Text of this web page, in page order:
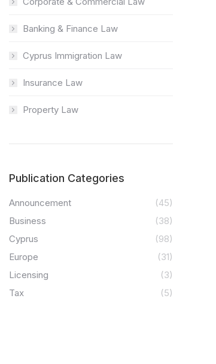
Banking & Finance Law
Cyprus Immigration Law
Insurance Law
Property Law
Publication Categories
Announcement
(45)
Business
(38)
Cyprus
(98)
Europe
(31)
Licensing
(3)
Tax
(5)